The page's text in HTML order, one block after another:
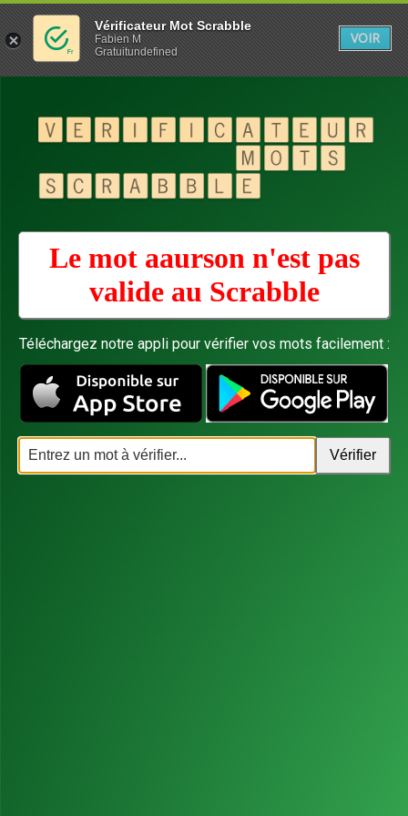
Le mot aaurson n'est pas
valide au Scrabble
Téléchargez notre appli pour vérifier vos mots facilement :
Vérificateur Mot Scrabble
Fabien M
Gratuitundefined
VOIR